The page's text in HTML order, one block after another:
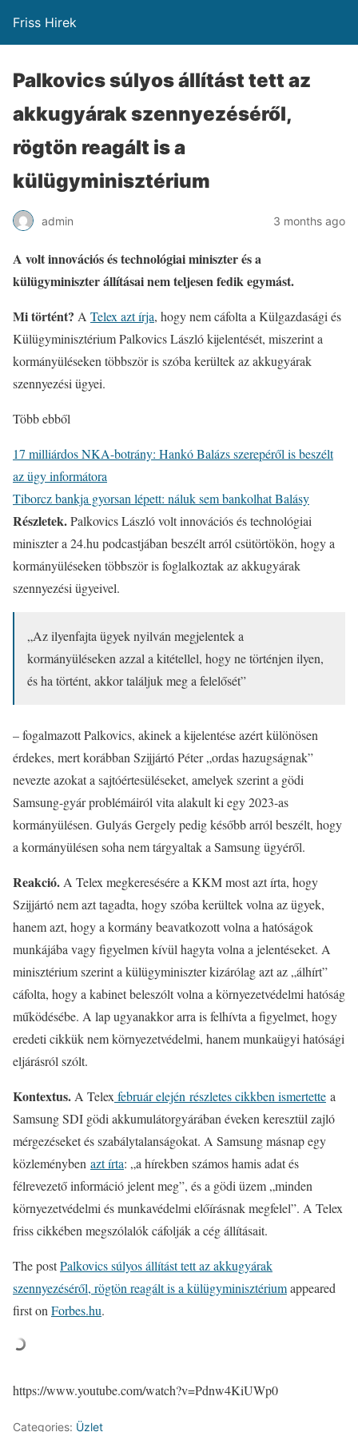
Friss Hirek
Palkovics súlyos állítást tett az
akkugyárak szennyezéséről,
rögtön reagált is a
külügyminisztérium
admin 3 months ago
A volt innovációs és technológiai miniszter és a
külügyminiszter állításai nem teljesen fedik egymást.
Mi történt? A Telex azt írja, hogy nem cáfolta a Külgazdasági és
Külügyminisztérium Palkovics László kijelentését, miszerint a
kormányüléseken többször is szóba kerültek az akkugyárak
szennyezési ügyei.
Több ebből
17 milliárdos NKA-botrány: Hankó Balázs szerepéről is beszélt
az ügy informátora
Tiborcz bankja gyorsan lépett: náluk sem bankolhat Balásy
Részletek.Palkovics László volt innovációs és technológiai
miniszter a 24.hu podcastjában beszélt arról csütörtökön, hogy a
kormányüléseken többször is foglalkoztak az akkugyárak
szennyezési ügyeivel.
„Az ilyenfajta ügyek nyilván megjelentek a
kormányüléseken azzal a kitétellel, hogy ne történjen ilyen,
és ha történt, akkor találjuk meg a felelősét”
– fogalmazott Palkovics, akinek a kijelentése azért különösen
érdekes, mert korábban Szijjártó Péter „ordas hazugságnak”
nevezte azokat a sajtóértesüléseket, amelyek szerint a gödi
Samsung-gyár problémáiról vita alakult ki egy 2023-as
kormányülésen. Gulyás Gergely pedig később arról beszélt, hogy
a kormányülésen soha nem tárgyaltak a Samsung ügyéről.
Reakció. A Telex megkeresésére a KKM most azt írta, hogy
Szijjártó nem azt tagadta, hogy szóba kerültek volna az ügyek,
hanem azt, hogy a kormány beavatkozott volna a hatóságok
munkájába vagy figyelmen kívül hagyta volna a jelentéseket. A
minisztérium szerint a külügyminiszter kizárólag azt az „álhírt”
cáfolta, hogy a kabinet beleszólt volna a környezetvédelmi hatóság
működésébe. A lap ugyanakkor arra is felhívta a figyelmet, hogy
eredeti cikkük nem környezetvédelmi, hanem munkaügyi hatósági
eljárásról szólt.
Kontextus. A Telex február elején részletes cikkben ismertette a
Samsung SDI gödi akkumulátorgyárában éveken keresztül zajló
mérgezéseket és szabálytalanságokat. A Samsung másnap egy
közleményben azt írta: „a hírekben számos hamis adat és
félrevezető információ jelent meg”, és a gödi üzem „minden
környezetvédelmi és munkavédelmi előírásnak megfelel”. A Telex
friss cikkében megszólalók cáfolják a cég állításait.
The postPalkovics súlyos állítást tett az akkugyárak
szennyezéséről, rögtön reagált is a külügyminisztériumappeared
first on Forbes.hu.
https://www.youtube.com/watch?v=Pdnw4KiUWp0
Categories: Üzlet